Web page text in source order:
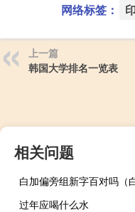
网络标签：
上一篇
韩国大学排名一览表
相关问题
过年应喝什么水